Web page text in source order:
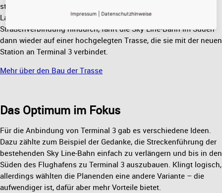
stört er nicht die Blickachse der Pilotinnen und Piloten im
Landeanflug. Nach einem kleinen Abtauchen unter einer
Straßenverbindung hindurch, fährt die Sky Line-Bahn im Süden
dann wieder auf einer hochgelegten Trasse, die sie mit der neuen
Station an Terminal 3 verbindet.
Mehr über den Bau der Trasse
Das Optimum im Fokus
Für die Anbindung von Terminal 3 gab es verschiedene Ideen.
Dazu zählte zum Beispiel der Gedanke, die Streckenführung der
bestehenden Sky Line-Bahn einfach zu verlängern und bis in den
Süden des Flughafens zu Terminal 3 auszubauen. Klingt logisch,
allerdings wählten die Planenden eine andere Variante – die
aufwendiger ist, dafür aber mehr Vorteile bietet.
Impressum Datenschutzhinweise